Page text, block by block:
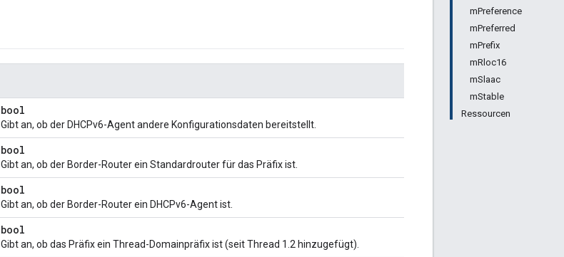
mPreference
mPreferred
mPrefix
mRloc16
mSlaac
mStable
Ressourcen
bool
Gibt an, ob der DHCPv6-Agent andere Konfigurationsdaten bereitstellt.
bool
Gibt an, ob der Border-Router ein Standardrouter für das Präfix ist.
bool
Gibt an, ob der Border-Router ein DHCPv6-Agent ist.
bool
Gibt an, ob das Präfix ein Thread-Domainpräfix ist (seit Thread 1.2 hinzugefügt).